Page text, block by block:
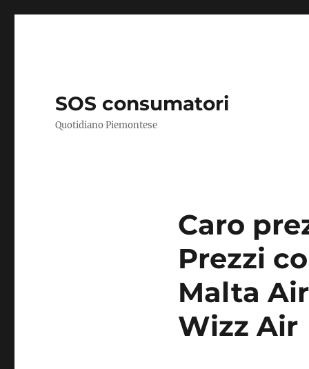
SOS consumatori
Quotidiano Piemontese
Caro
Prezzi
Malta
Wizz Air